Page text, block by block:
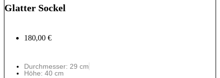
Glatter Sockel
180,00 €
Durchmesser: 29 cm
Höhe: 40 cm